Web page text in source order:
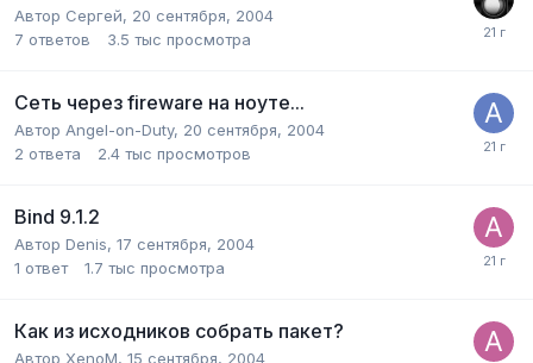
Автор Сергей, 20 сентября, 2004
7 ответов 3.5 тыс просмотра
Сеть через fireware на ноуте...
Автор Angel-on-Duty, 20 сентября, 2004
2 ответа 2.4 тыс просмотров
Bind 9.1.2
Автор Denis, 17 сентября, 2004
1 ответ 1.7 тыс просмотра
Как из исходников собрать пакет?
Автор XenoM, 15 сентября, 2004